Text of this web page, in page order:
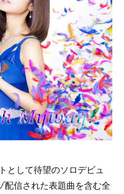
として待望のソロデビュ
信された表題曲を含む全